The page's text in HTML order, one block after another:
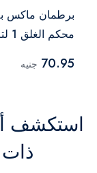
برطمان ماكس
70.95 جنيه
استكشف